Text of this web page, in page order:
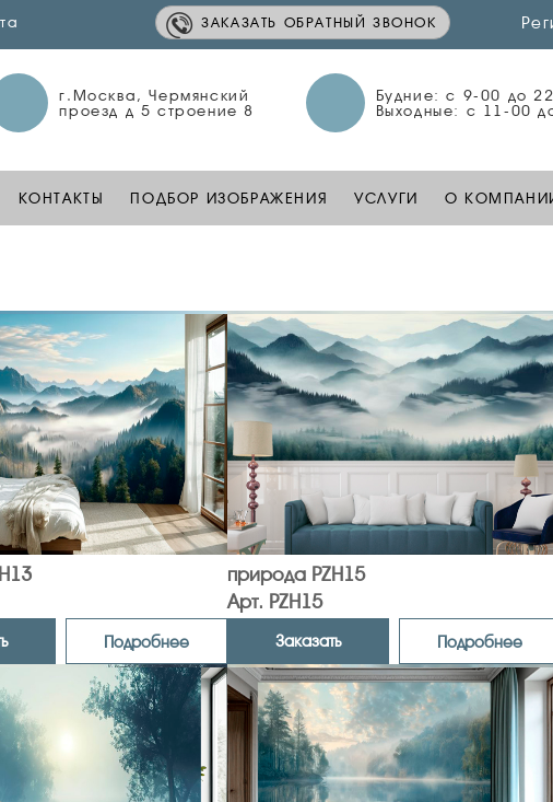
г.Москва, Чермянский
проезд д 5 строение 8
Будние: c 9-00 до
Выходные: c 11-00
ЗАКАЗАТЬ ОБРАТНЫЙ ЗВОНОК
КОНТАКТЫ ПОДБОР ИЗОБРАЖЕНИЯ УСЛУГИ О
Подробнее
природа PZH15
Арт. PZH15
Заказать Подробнее